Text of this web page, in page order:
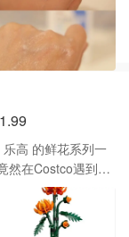
高 的鲜花系列一
然在Costco遇到了
) 这种又能